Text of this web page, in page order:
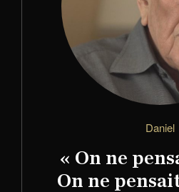
Daniel
« On ne
On ne